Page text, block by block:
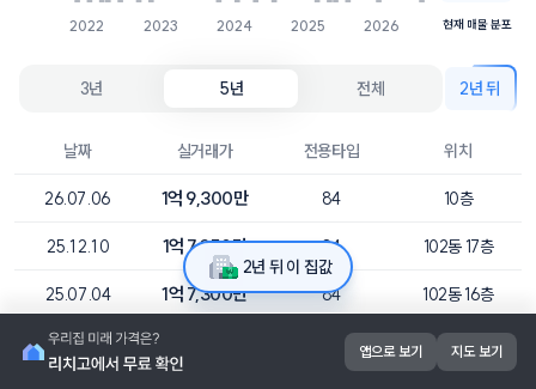
2022 2023 2024 2025 2026 현재 매물 분포
3년 5년 전체 2년 뒤
날짜 실거래가 전용타입 위치
26.07.06 1억 9,300만 84 10층
25.12.10 1억 7,250만 84 102동 17층
25.07.04 1억 7,300만 84 102동 16층
25.05.26 104동 5층
2년 뒤 이 집값
앱으로 보기 지도 보기